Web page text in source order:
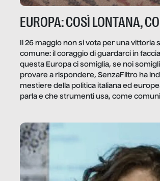
EUROPA: COSÌ LONTANA,
Il 26 maggio non si vota per una vittoria
comune: il coraggio di guardarci in
questa Europa ci somiglia, se noi
provare a rispondere, SenzaFiltro ha
mestiere della politica italiana ed
parla e che strumenti usa, come